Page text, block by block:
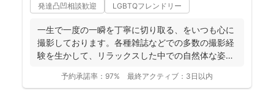
発達凸凹相談歓迎 LGBTQフレンドリー
一生で一度の一瞬を丁寧に切り取る、をいつも心に
撮影しております。各種雑誌などでの多数の撮影経
験を生かして、リラックスした中での自然体な姿の
予約承諾率： 97% 最終アクティブ： 3日以内